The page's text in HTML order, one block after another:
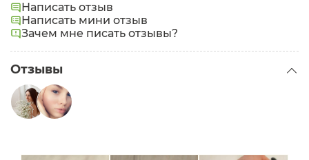
Написать отзыв
Написать мини отзыв
Зачем мне писать отзывы?
Отзывы